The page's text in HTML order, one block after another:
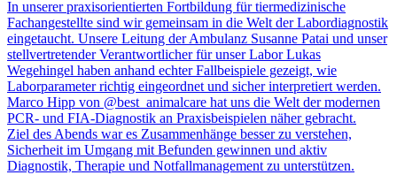
In unserer praxisorientierten Fortbildung für tiermedizinische
Fachangestellte sind wir gemeinsam in die Welt der Labordiagnostik
eingetaucht. Unsere Leitung der Ambulanz Susanne Patai und unser
stellvertretender Verantwortlicher für unser Labor Lukas
Wegehingel haben anhand echter Fallbeispiele gezeigt, wie
Laborparameter richtig eingeordnet und sicher interpretiert werden.
Marco Hipp von @best_animalcare hat uns die Welt der modernen
PCR- und FIA-Diagnostik an Praxisbeispielen näher gebracht.
Ziel des Abends war es Zusammenhänge besser zu verstehen,
Sicherheit im Umgang mit Befunden gewinnen und aktiv
Diagnostik, Therapie und Notfallmanagement zu unterstützen.